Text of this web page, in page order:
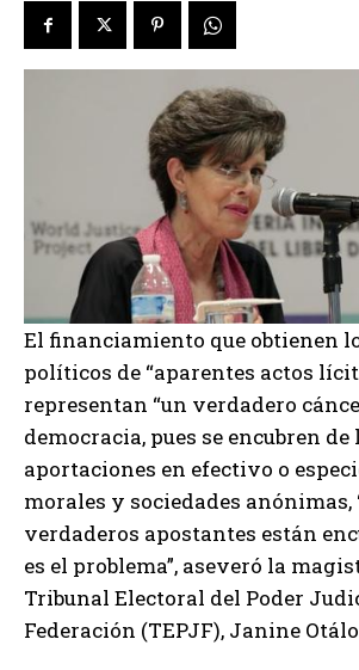
El financiamiento que obtienen
políticos de “aparentes actos
representan “un verdadero
democracia, pues se encubren de
aportaciones en efectivo o
morales y sociedades anónimas,
verdaderos apostantes están
es el problema”, aseveró la
Tribunal Electoral del Poder
Federación (TEPJF), Janine